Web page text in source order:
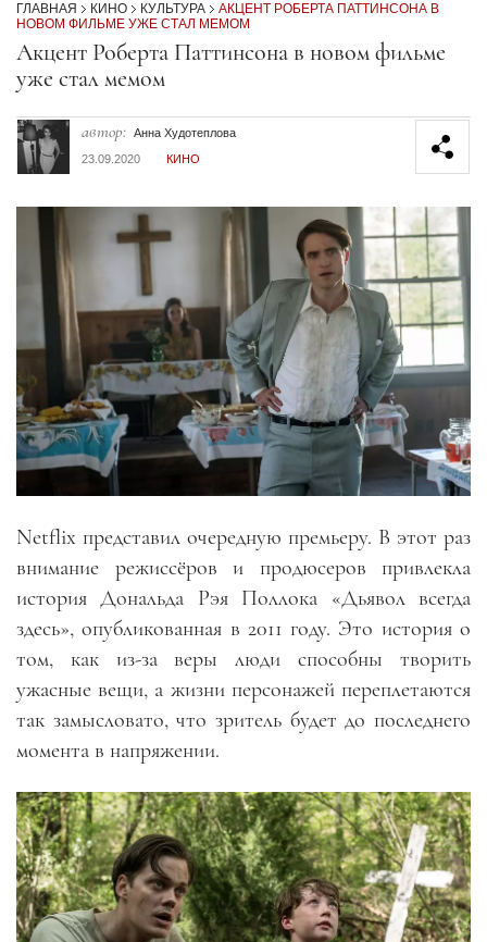
ГЛАВНАЯ КИНО КУЛЬТУРА
АКЦЕНТ РОБЕРТА ПАТТИНСОНА В
НОВОМ ФИЛЬМЕ УЖЕ СТАЛ МЕМОМ
Секция статей
Акцент Роберта Паттинсона в новом фильме
уже стал мемом
автор: Анна Худотеплова
23.09.2020
КИНО
Netflix представил очередную премьеру. В этот раз
внимание режиссёров и продюсеров привлекла
история Дональда Рэя Поллока «Дьявол всегда
здесь», опубликованная в 2011 году. Это история о
том, как из-за веры люди способны творить
ужасные вещи, а жизни персонажей переплетаются
так замысловато, что зритель будет до последнего
момента в напряжении.